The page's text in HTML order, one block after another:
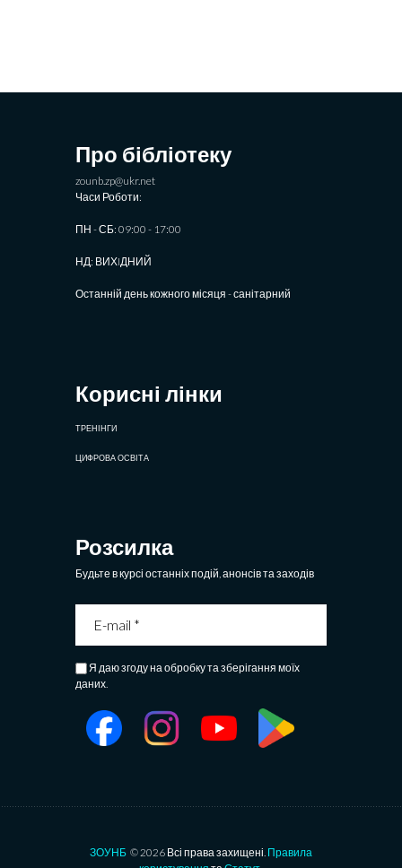
Про бібліотеку
zounb.zp@ukr.net
Часи Роботи:
ПН - СБ: 09:00 - 17:00
НД: ВИХIДНИЙ
Останній день кожного місяця - санітарний
Корисні лінки
ТРЕНІНГИ
ЦИФРОВА ОСВІТА
Розсилка
Будьте в курсі останніх подій, анонсів та заходів
Я даю згоду на обробку та зберігання моїх
даних.
ЗОУНБ © 2026 Всі права захищені. Правила